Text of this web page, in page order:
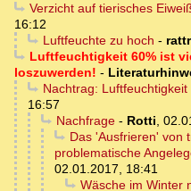
Verzicht auf tierisches
16:12
Luftfeuchte zu hoch -
Luftfeuchtigkeit 60% ist
loszuwerden! -
Nachtrag: Luftfeuchtigkeit
16:57
Nachfrage- Rotti,
Das 'Ausfrieren' von
problematische
02.01.2017, 18:41
Wäsche im Winter